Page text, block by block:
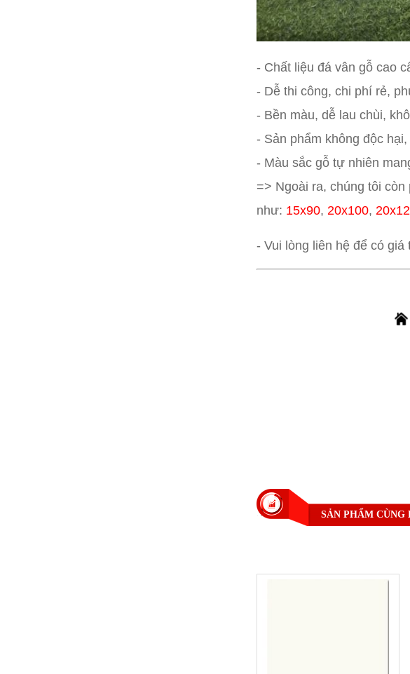
- Chất liệu đá vân gỗ cao
- Dễ thi công, chi phí rẻ,
- Bền màu, dễ lau chùi,
- Sản phẩm không độc
- Màu sắc gỗ tự nhiên
=> Ngoài ra, chúng tôi còn
như: 15x90, 20x100,
- Vui lòng liên hệ để có
SẢN PHẨM CÙNG